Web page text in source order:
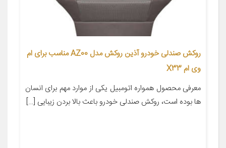
روکش صندلی خودرو آذین روکش مدل AZ00 مناسب برای ام
وی ام X33
معرفی محصول همواره اتومبیل یکی از موارد مهم برای انسان
ها بوده است، روکش صندلی خودرو باعث بالا بردن زیبایی […]